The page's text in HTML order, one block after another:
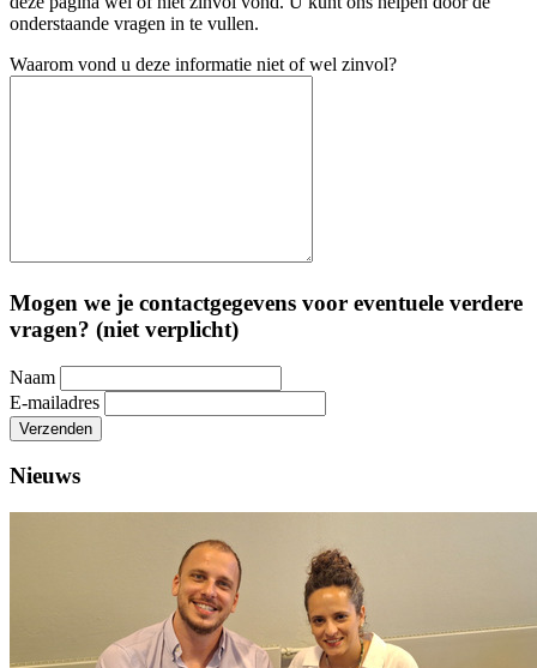
onderstaande vragen in te vullen.
Waarom vond u deze informatie niet of wel zinvol?
Mogen we je contactgegevens voor eventuele verdere
vragen? (niet verplicht)
Naam
E-mailadres
Verzenden
Nieuws